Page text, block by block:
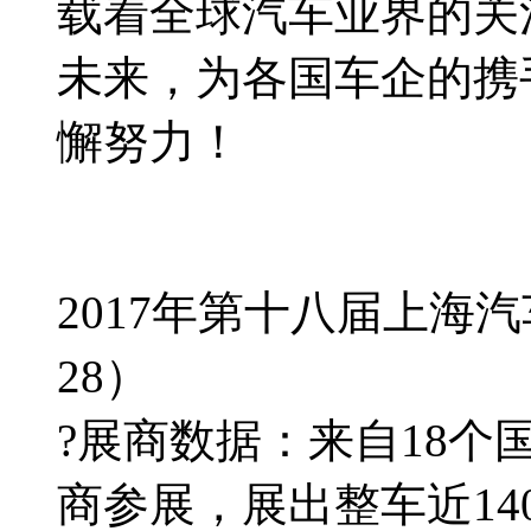
载着全球汽车业界的
未来，为各国车企的
懈努力！
2017年第十八届上海
28）
?展商数据：来自18个
商参展，展出整车近